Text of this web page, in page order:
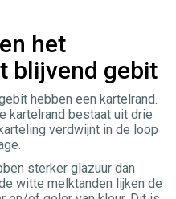
het
blijvend gebit
hebben een kartelrand.
kartelrand bestaat uit drie
verdwijnt in de loop
sterker glazuur dan
witte melktanden lijken de